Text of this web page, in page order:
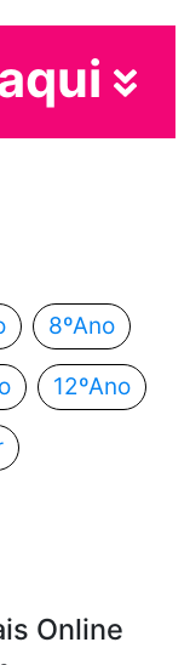
8ºAno
12ºAno
Online